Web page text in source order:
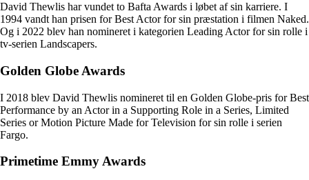
David Thewlis har vundet to Bafta Awards i løbet af sin karriere. I
1994 vandt han prisen for Best Actor for sin præstation i filmen Naked.
Og i 2022 blev han nomineret i kategorien Leading Actor for sin rolle i
tv-serien Landscapers.
Golden Globe Awards
I 2018 blev David Thewlis nomineret til en Golden Globe-pris for Best
Performance by an Actor in a Supporting Role in a Series, Limited
Series or Motion Picture Made for Television for sin rolle i serien
Fargo.
Primetime Emmy Awards